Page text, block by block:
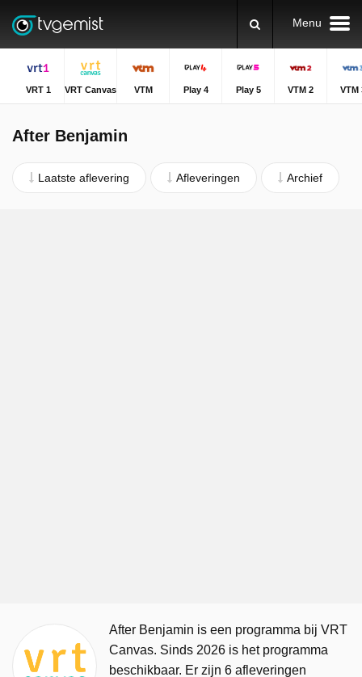
Menu
VRT 1 VRT Canvas VTM Play 4 Play 5 VTM 2 VTM
After Benjamin
Laatste aflevering Afleveringen Archief
After Benjamin is een programma bij VRT
Canvas. Sinds 2026 is het programma
beschikbaar. Er zijn 6 afleveringen